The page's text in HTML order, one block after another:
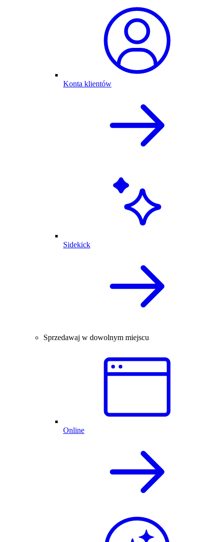
Konta klientów
Sidekick
Sprzedawaj w dowolnym miejscu
Online